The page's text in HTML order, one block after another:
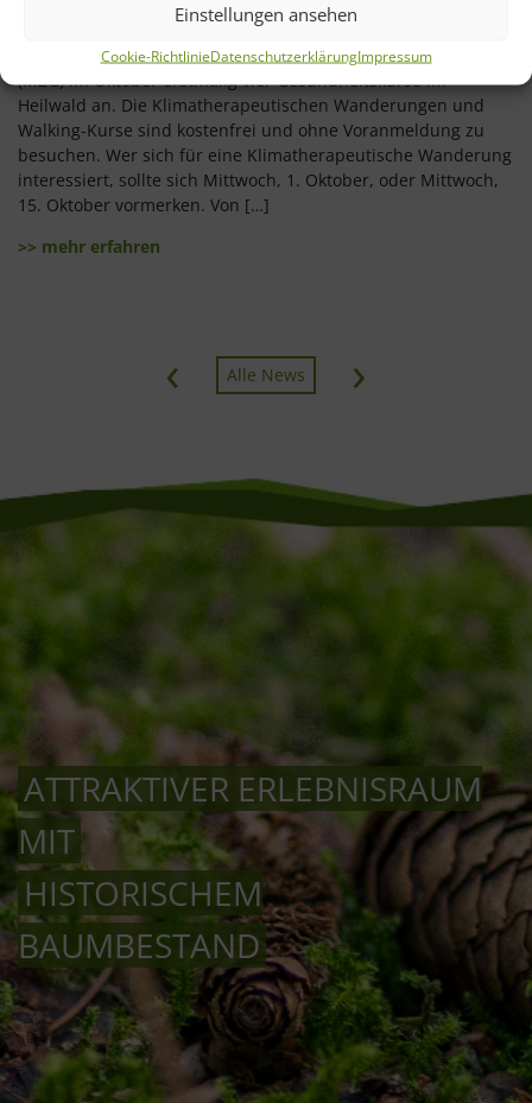
Einstellungen ansehen
Cookie-RichtlinieDatenschutzerklärungImpressum
In Zusammenarbeit mit der Gartenschau und der Stadt Bad
Lippspringe bietet das Medizinische Zentrum für Gesundheit
(MZG) im Oktober erstmalig vier Gesundheitskurse im
Heilwald an. Die Klimatherapeutischen Wanderungen und
Walking-Kurse sind kostenfrei und ohne Voranmeldung zu
besuchen. Wer sich für eine Klimatherapeutische Wanderung
interessiert, sollte sich Mittwoch, 1. Oktober, oder Mittwoch,
15. Oktober vormerken. Von […]
>> mehr erfahren
‹ ›
Alle News
ATTRAKTIVER ERLEBNISRAUM
MIT
HISTORISCHEM
BAUMBESTAND